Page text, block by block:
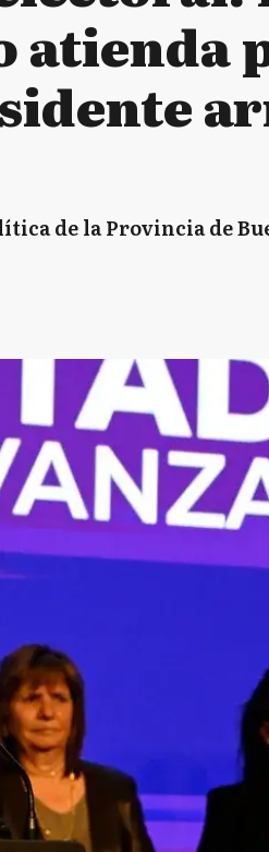
atienda
de la Provincia de